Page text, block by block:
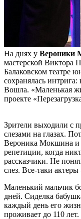
На днях у Вероники
мастерской Виктора
Балаковском театре
сохранялась интрига:
Вошла. «Маленькая
проекте
Зрители выходили с
слезами на глазах.
Вероника Мокшина и
репетиции, когда
рассказчики. Не
слез. Все-таки
Маленький мальчик
дней. Сиделка
каждый день его
проживает до 110 лет.